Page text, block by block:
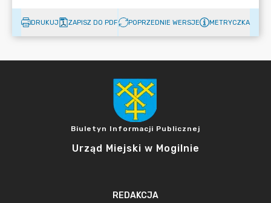
DRUKUJ ZAPISZ DO PDF POPRZEDNIE WERSJE METRYCZKA
Biuletyn Informacji Publicznej
Urząd Miejski w Mogilnie
REDAKCJA